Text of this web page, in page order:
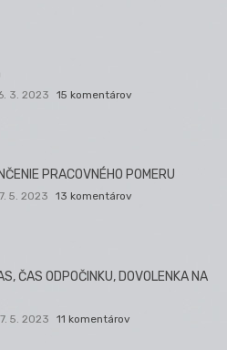
3. 2023 15 komentárov
PRACOVNÉHO POMERU
5. 2023 13 komentárov
ČAS ODPOČINKU, DOVOLENKA NA
5. 2023 11 komentárov